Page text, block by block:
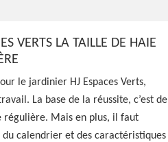
VERTS LA TAILLE DE HAIE
le jardinier HJ Espaces Verts,
La base de la réussite, c’est de
Mais en plus, il faut
calendrier et des caractéristiques